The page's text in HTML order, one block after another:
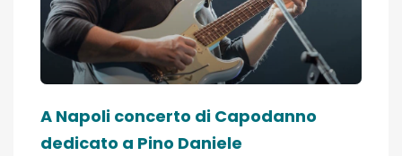
A Napoli concerto di Capodanno
dedicato a Pino Daniele